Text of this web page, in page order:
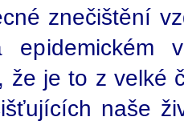
znečištění
že je to z velké
naše